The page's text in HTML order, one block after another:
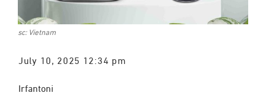
sc: Vietnam
July 10, 2025 12:34 pm
Irfantoni